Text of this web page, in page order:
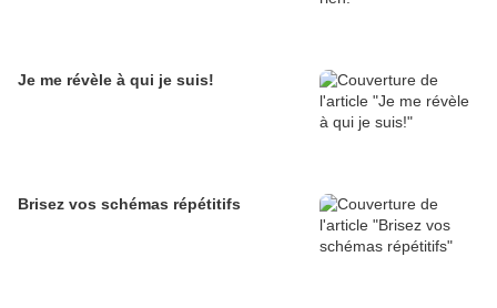
Je me révèle à qui je suis!
Brisez vos schémas répétitifs